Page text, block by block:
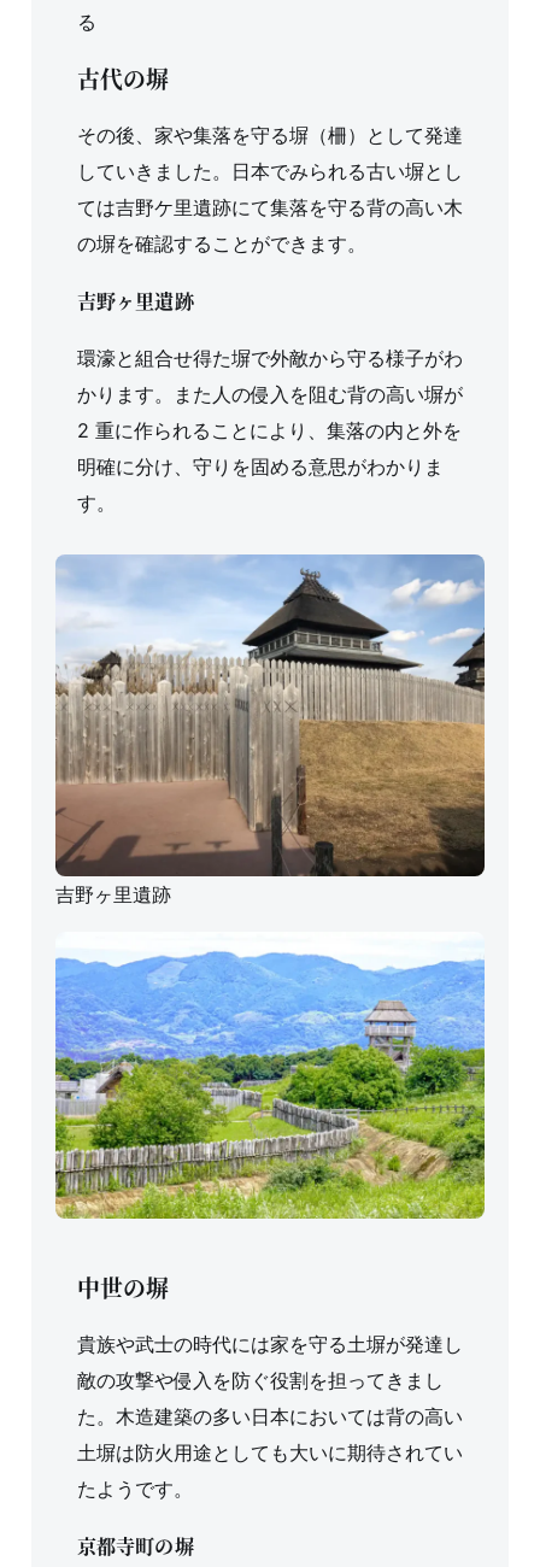
る
古代の塀
その後、家や集落を守る塀（柵）として発達
していきました。日本でみられる古い塀とし
ては吉野ケ里遺跡にて集落を守る背の高い木
の塀を確認することができます。
吉野ヶ里遺跡
環濠と組合せ得た塀で外敵から守る様子がわ
かります。また人の侵入を阻む背の高い塀が
2 重に作られることにより、集落の内と外を
明確に分け、守りを固める意思がわかりま
す。
吉野ヶ里遺跡
中世の塀
貴族や武士の時代には家を守る土塀が発達し
敵の攻撃や侵入を防ぐ役割を担ってきまし
た。木造建築の多い日本においては背の高い
土塀は防火用途としても大いに期待されてい
たようです。
京都寺町の塀